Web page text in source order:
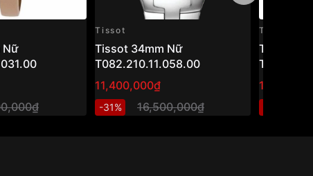
Nữ
Tissot
Tissot 34mm Nữ
T082.210.11.058.00
11,400,000₫
-31% 16,500,000₫
Tissot
Tissot